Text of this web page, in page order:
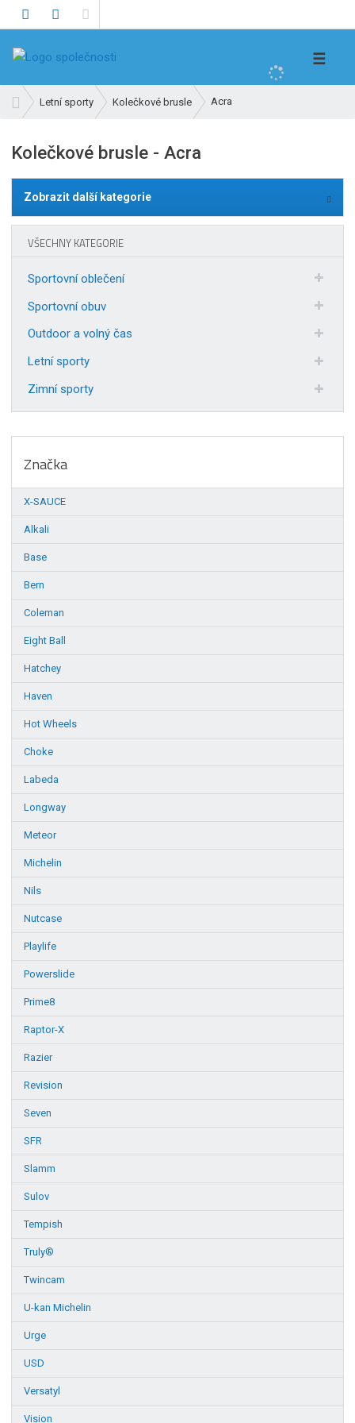
a
☰
v
d
t
Letní sporty Kolečkové brusle Acra
Kolečkové brusle - Acra
Zobrazit další kategorie
VŠECHNY KATEGORIE
Sportovní oblečení
Sportovní obuv
Outdoor a volný čas
Letní sporty
Zimní sporty
Značka
X-SAUCE
Alkali
Base
Bern
Coleman
Eight Ball
Hatchey
Haven
Hot Wheels
Choke
Labeda
Longway
Meteor
Michelin
Nils
Nutcase
Playlife
Powerslide
Prime8
Raptor-X
Razier
Revision
Seven
SFR
Slamm
Sulov
Tempish
Truly®
Twincam
U-kan Michelin
Urge
USD
Versatyl
Vision